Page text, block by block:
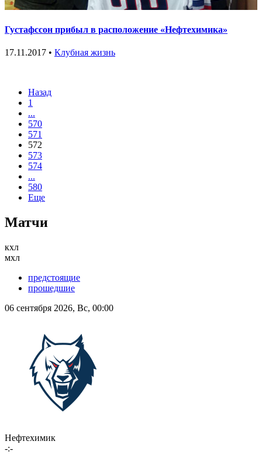
Густафссон прибыл в расположение «Нефтехимика»
17.11.2017 • Клубная жизнь
Назад
1
...
570
571
572
573
574
...
580
Еще
Матчи
кхл
мхл
предстоящие
прошедшие
06 сентября 2026, Вс, 00:00
Нефтехимик
-:-